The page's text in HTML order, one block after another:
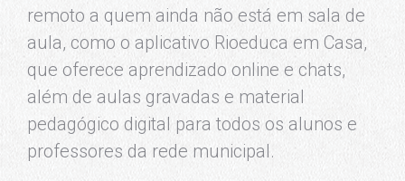
remoto a quem ainda não está em sala de
aula, como o aplicativo Rioeduca em Casa,
que oferece aprendizado online e chats,
além de aulas gravadas e material
pedagógico digital para todos os alunos e
professores da rede municipal.